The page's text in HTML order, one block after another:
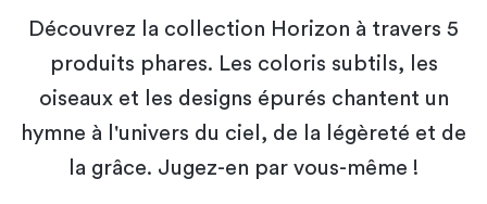
Découvrez la collection Horizon à travers 5
produits phares. Les coloris subtils, les
oiseaux et les designs épurés chantent un
hymne à l'univers du ciel, de la légèreté et de
la grâce. Jugez-en par vous-même !